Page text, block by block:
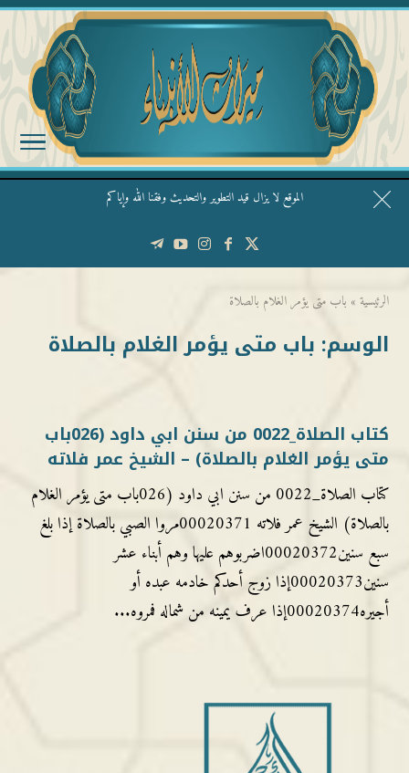
الموقع لا يزال قيد التطوير والتحديث وفقنا الله وإياكم
قال الشيخ ربيع وفقه الله: نحن ليس عندنا تقديس الأشخاص
الرئيسية » باب متى يؤمر الغلام بالصلاة
الوسم: باب متى يؤمر الغلام بالصلاة
كتاب الصلاة_0022 من سنن ابي داود (026باب
متى يؤمر الغلام بالصلاة) – الشيخ عمر فلاته
كتاب الصلاة_0022 من سنن ابي داود (026باب متى يؤمر الغلام
بالصلاة) الشيخ عمر فلاته 00020371مروا الصبي بالصلاة إذا بلغ
سبع سنين00020372اضربوهم عليها وهم أبناء عشر
سنين00020373إذا زوج أحدكم خادمه عبده أو
أجيره00020374إذا عرف يمينه من شماله فمروه...